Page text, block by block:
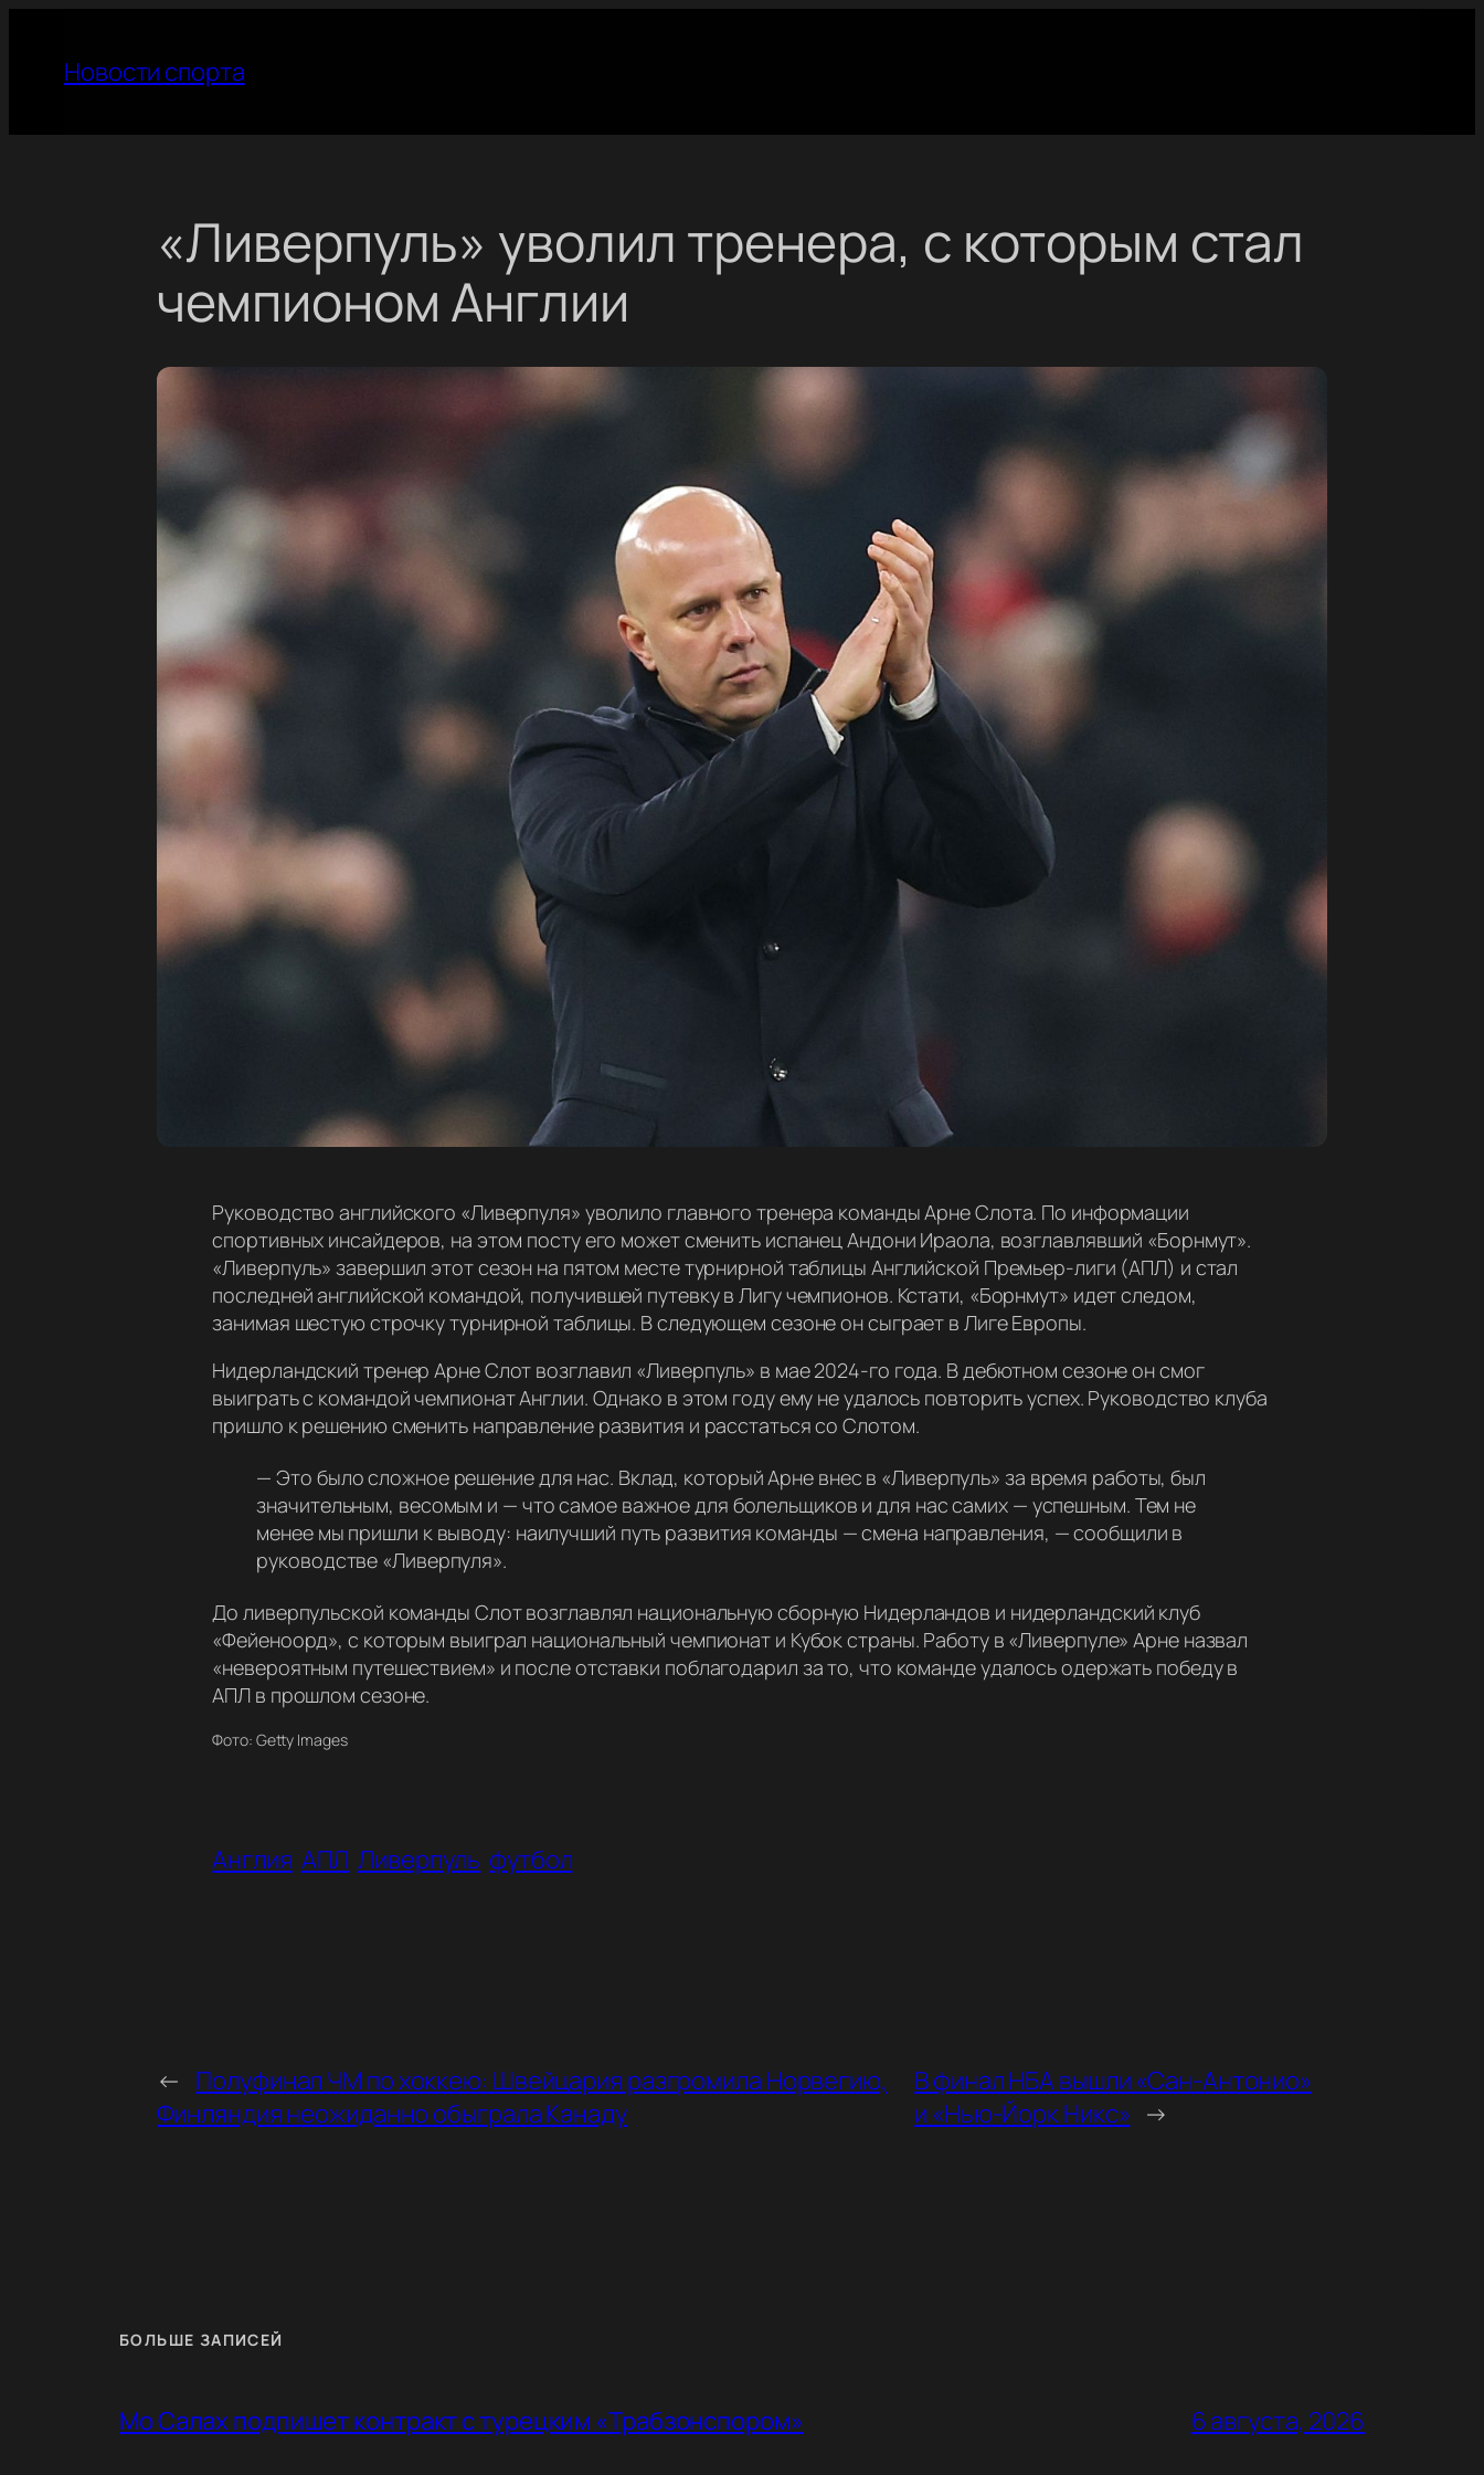
содержимому
Новости спорта
«Ливерпуль» уволил тренера, с которым стал
чемпионом Англии
Руководство английского «Ливерпуля» уволило главного тренера команды Арне Слота. По информации
спортивных инсайдеров, на этом посту его может сменить испанец Андони Ираола, возглавлявший «Борнмут».
«Ливерпуль» завершил этот сезон на пятом месте турнирной таблицы Английской Премьер-лиги (АПЛ) и стал
последней английской командой, получившей путевку в Лигу чемпионов. Кстати, «Борнмут» идет следом,
занимая шестую строчку турнирной таблицы. В следующем сезоне он сыграет в Лиге Европы.
Нидерландский тренер Арне Слот возглавил «Ливерпуль» в мае 2024-го года. В дебютном сезоне он смог
выиграть с командой чемпионат Англии. Однако в этом году ему не удалось повторить успех. Руководство клуба
пришло к решению сменить направление развития и расстаться со Слотом.
—Это было сложное решение для нас. Вклад, который Арне внес в «Ливерпуль» за время работы, был
значительным, весомым и — что самое важное для болельщиков и для нас самих — успешным. Тем не
менее мы пришли к выводу: наилучший путь развития команды — смена направления, — сообщили в
руководстве «Ливерпуля».
До ливерпульской команды Слот возглавлял национальную сборную Нидерландов и нидерландский клуб
«Фейеноорд», с которым выиграл национальный чемпионат и Кубок страны. Работу в «Ливерпуле» Арне назвал
«невероятным путешествием» и после отставки поблагодарил за то, что команде удалось одержать победу в
АПЛ в прошлом сезоне.
Фото: Getty Images
Англия АПЛ Ливерпуль футбол
← Полуфинал ЧМ по хоккею: Швейцария разгромила Норвегию,
Финляндия неожиданно обыграла Канаду
В финал НБА вышли «Сан-Антонио»
и «Нью-Йорк Никс» →
БОЛЬШЕ ЗАПИСЕЙ
Мо Салах подпишет контракт с турецким «Трабзонспором» 6 августа, 2026